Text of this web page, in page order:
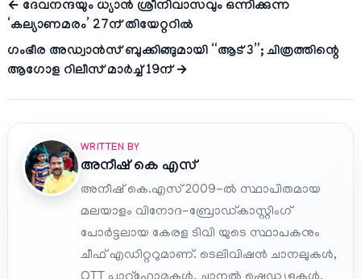
← ദേവനന്ദയും ധ്യാന്‍ ശ്രീനിവാസവും ഒന്നിക്കുന്ന
‘കല്യാണമരം’ 27ന് തിയേറ്ററിൽ
ഗംഭീര അഡ്വാൻസ് ബുക്കിങ്ങുമായി “ആട് 3”; ചിത്രത്തിന്റെ
ആഗോള റിലീസ് മാർച്ച് 19ന് →
WRITTEN BY
അനീഷ്‌ കെ എസ്
അനീഷ് കെ.എസ് 2009-ൽ സ്ഥാപിതമായ
മലയാളം വിനോദ-ബ്രോഡ്കാസ്റ്റിംഗ്
പോർട്ടലായ കേരള ടിവി യുടെ സ്ഥാപകനും
ചീഫ് എഡിറ്ററുമാണ്. ടെലിവിഷൻ ചാനലുകൾ,